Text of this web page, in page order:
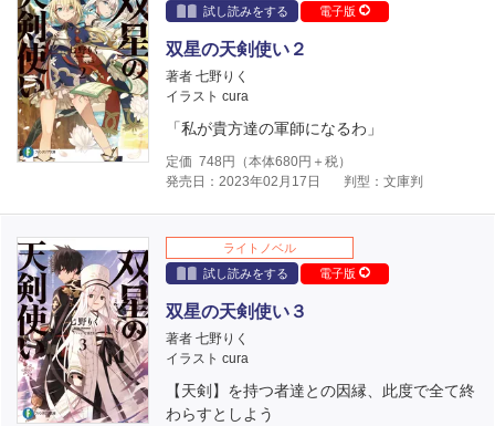
試し読みをする
電子版
双星の天剣使い２
著者 七野りく
イラスト cura
「私が貴方達の軍師になるわ」
定価 748 円（本体680円＋税）
発売日：2023年02月17日
判型：文庫判
ライトノベル
試し読みをする
電子版
双星の天剣使い３
著者 七野りく
イラスト cura
【天剣】を持つ者達との因縁、此度で全て終
わらすとしよう